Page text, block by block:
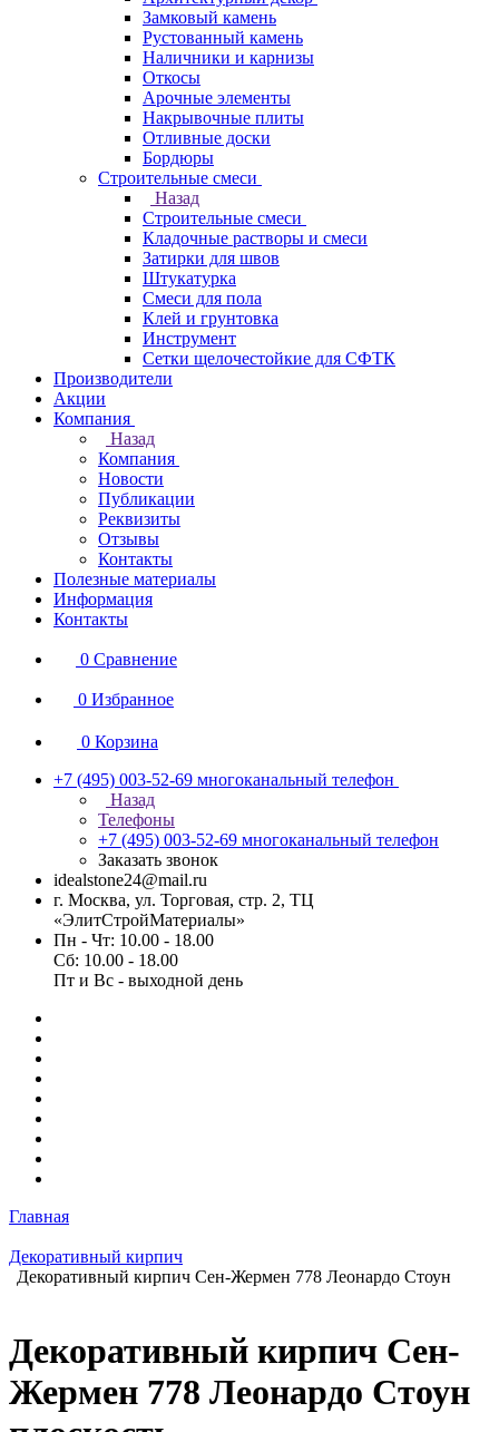
Замковый камень
Рустованный камень
Наличники и карнизы
Откосы
Арочные элементы
Накрывочные плиты
Отливные доски
Бордюры
Строительные смеси
Назад
Строительные смеси
Кладочные растворы и смеси
Затирки для швов
Штукатурка
Смеси для пола
Клей и грунтовка
Инструмент
Сетки щелочестойкие для СФТК
Производители
Акции
Компания
Назад
Компания
Новости
Публикации
Реквизиты
Отзывы
Контакты
Полезные материалы
Информация
Контакты
0 Сравнение
0 Избранное
0 Корзина
+7 (495) 003-52-69 многоканальный телефон
Назад
Телефоны
+7 (495) 003-52-69 многоканальный телефон
Заказать звонок
idealstone24@mail.ru
г. Москва, ул. Торговая, стр. 2, ТЦ
«ЭлитСтройМатериалы»
Пн - Чт: 10.00 - 18.00
Сб: 10.00 - 18.00
Пт и Вс - выходной день
Главная
Декоративный кирпич
Декоративный кирпич Сен-Жермен 778 Леонардо Стоун
Декоративный кирпич Сен-
Жермен 778 Леонардо Стоун